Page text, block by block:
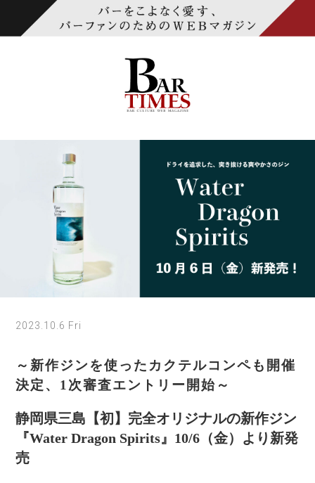
2023.10.6 Fri
～新作ジンを使ったカクテルコンペも開催
決定、1次審査エントリー開始～
静岡県三島【初】完全オリジナルの新作ジン
『Water Dragon Spirits』10/6（金）より新発
売